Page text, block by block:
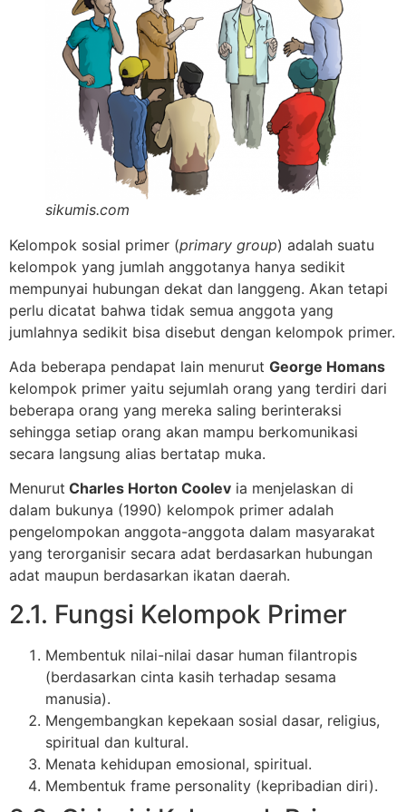
sikumis.com
Kelompok sosial primer (primary group) adalah suatu
kelompok yang jumlah anggotanya hanya sedikit
mempunyai hubungan dekat dan langgeng. Akan tetapi
perlu dicatat bahwa tidak semua anggota yang
jumlahnya sedikit bisa disebut dengan kelompok primer.
Ada beberapa pendapat lain menurut George Homans
kelompok primer yaitu sejumlah orang yang terdiri dari
beberapa orang yang mereka saling berinteraksi
sehingga setiap orang akan mampu berkomunikasi
secara langsung alias bertatap muka.
Menurut Charles Horton Coolev ia menjelaskan di
dalam bukunya (1990) kelompok primer adalah
pengelompokan anggota-anggota dalam masyarakat
yang terorganisir secara adat berdasarkan hubungan
adat maupun berdasarkan ikatan daerah.
2.1. Fungsi Kelompok Primer
Membentuk nilai-nilai dasar human filantropis
(berdasarkan cinta kasih terhadap sesama
manusia).
Mengembangkan kepekaan sosial dasar, religius,
spiritual dan kultural.
Menata kehidupan emosional, spiritual.
Membentuk frame personality (kepribadian diri).